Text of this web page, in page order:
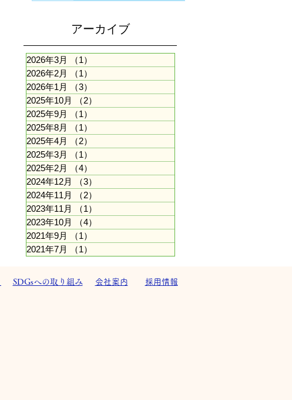
アーカイブ
2026年3月 （1）
2026年2月
（1）
2026年1月
（3）
2025年10月
（2）
2025年9月
（1）
2025年8月
（1）
2025年4月
（2）
2025年3月
（1）
2025年2月
（4）
2024年12月
（3）
2024年11月
（2）
2023年11月
（1）
2023年10月
（4）
2021年9月
（1）
2021年7月
（1）
SDGsへの取り組み 会社案内 採用情報